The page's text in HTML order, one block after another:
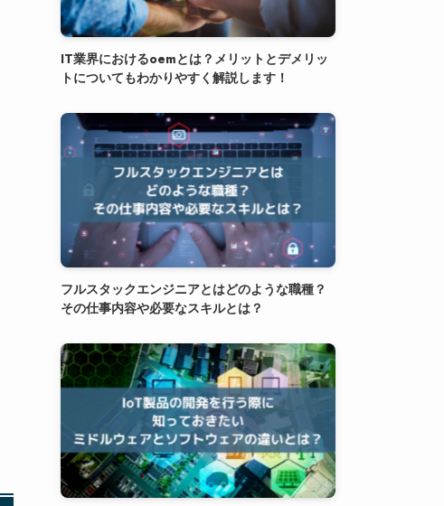
IT業界におけるoemとは？メリットとデメリッ
トについてもわかりやすく解説します！
フルスタックエンジニアとはどのような職種？
その仕事内容や必要なスキルとは？